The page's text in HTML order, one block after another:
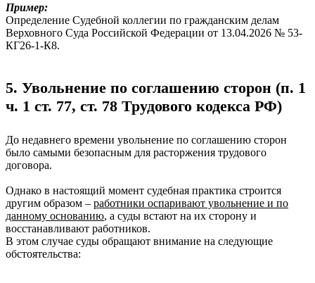
Пример:
Определение Судебной коллегии по гражданским делам
Верховного Суда Российской Федерации от 13.04.2026 № 53-
КГ26-1-К8.
5. Увольнение по соглашению сторон (п. 1
ч. 1 ст. 77, ст. 78 Трудового кодекса РФ)
До недавнего времени увольнение по соглашению сторон
было самыми безопасным для расторжения трудового
договора.
Однако в настоящий момент судебная практика строится
другим образом – работники оспаривают увольнение и по
данному основанию, а суды встают на их сторону и
восстанавливают работников.
В этом случае суды обращают внимание на следующие
обстоятельства: